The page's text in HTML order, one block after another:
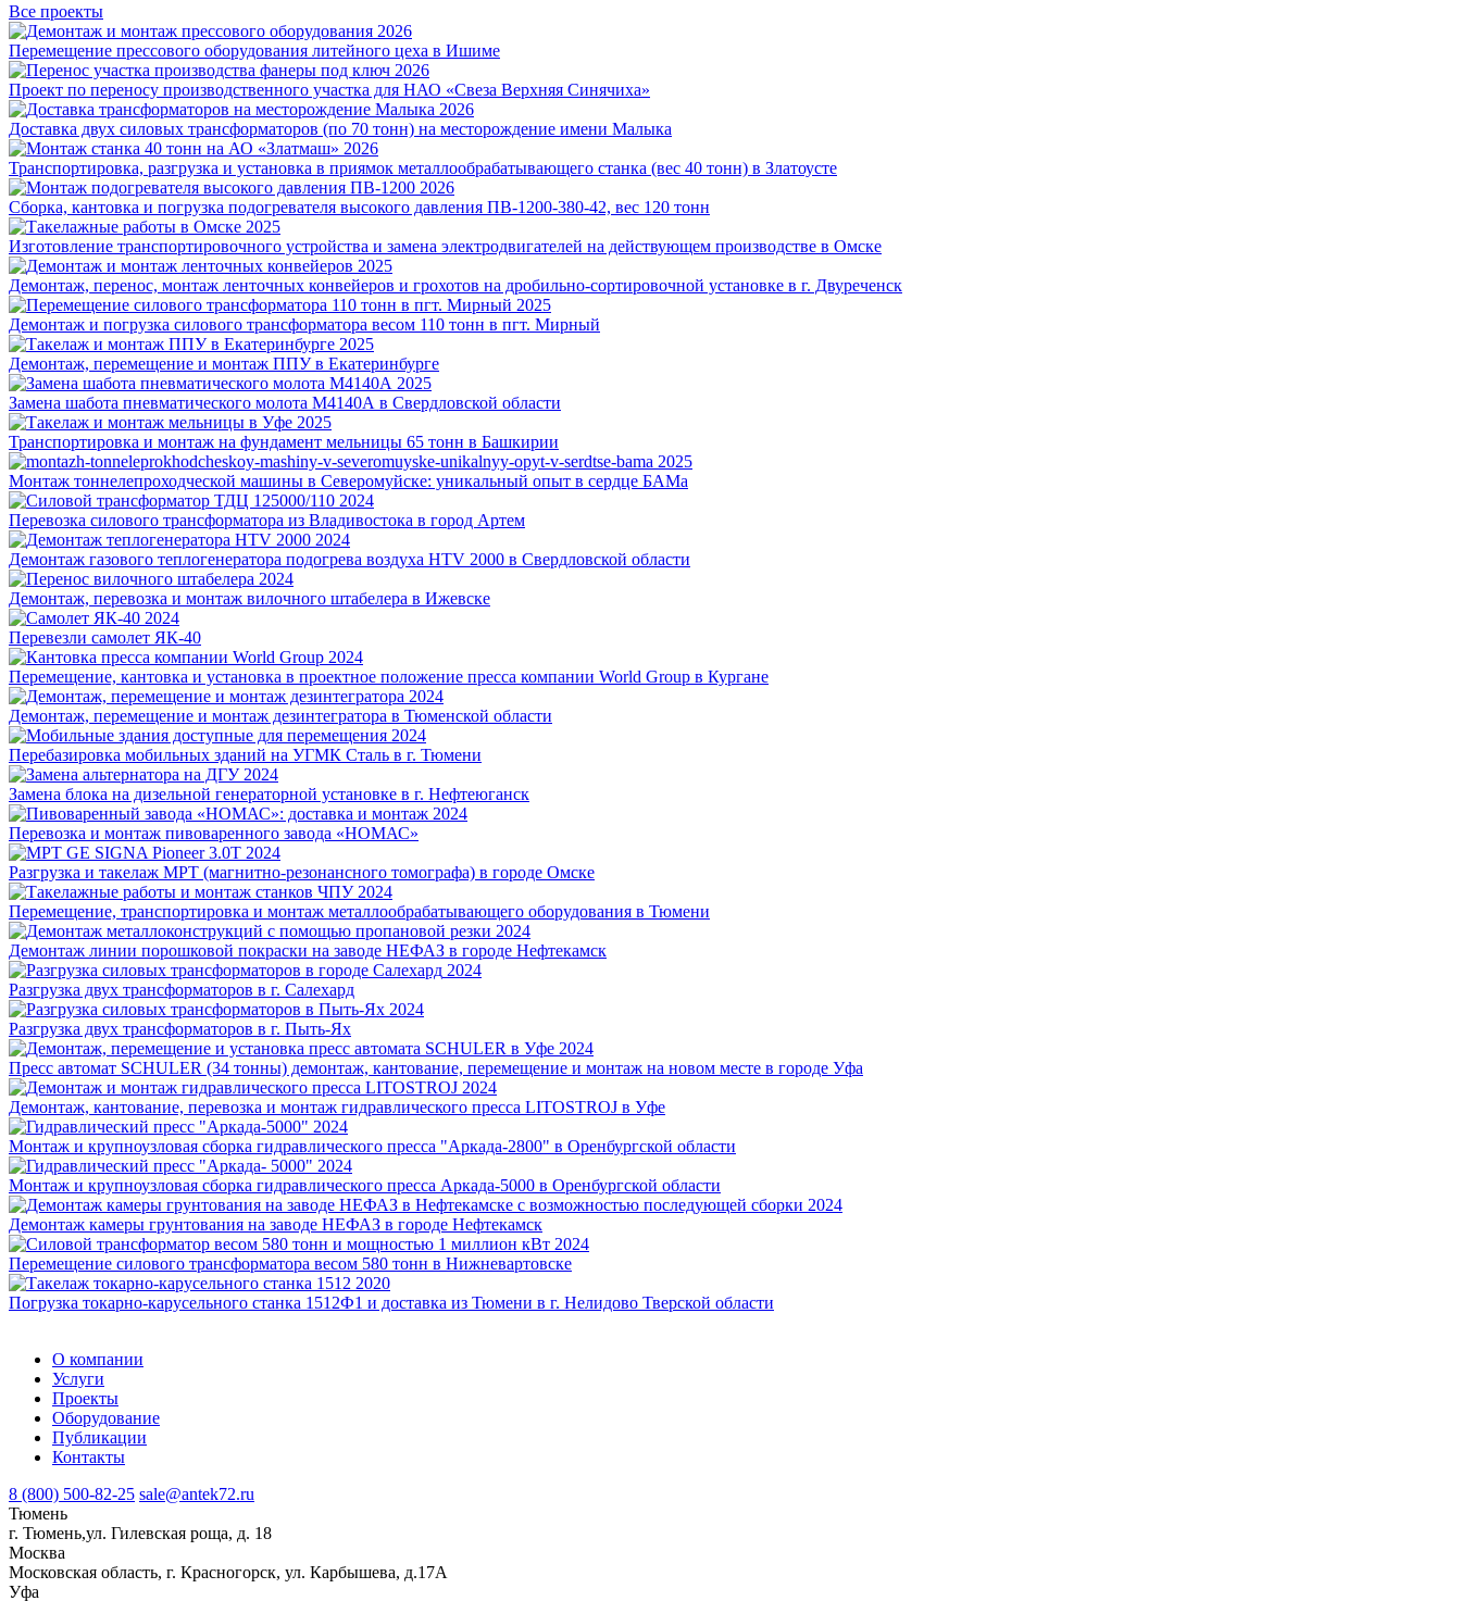
Все проекты
2026
Перемещение прессового оборудования литейного цеха в Ишиме
2026
Проект по переносу производственного участка для НАО «Свеза Верхняя Синячиха»
2026
Доставка двух силовых трансформаторов (по 70 тонн) на месторождение имени Малыка
2026
Транспортировка, разгрузка и установка в приямок металлообрабатывающего станка (вес 40 тонн) в Златоусте
2026
Сборка, кантовка и погрузка подогревателя высокого давления ПВ-1200-380-42, вес 120 тонн
2025
Изготовление транспортировочного устройства и замена электродвигателей на действующем производстве в Омске
2025
Демонтаж, перенос, монтаж ленточных конвейеров и грохотов на дробильно-сортировочной установке в г. Двуреченск
2025
Демонтаж и погрузка силового трансформатора весом 110 тонн в пгт. Мирный
2025
Демонтаж, перемещение и монтаж ППУ в Екатеринбурге
2025
Замена шабота пневматического молота М4140А в Свердловской области
2025
Транспортировка и монтаж на фундамент мельницы 65 тонн в Башкирии
2025
Монтаж тоннелепроходческой машины в Северомуйске: уникальный опыт в сердце БАМа
2024
Перевозка силового трансформатора из Владивостока в город Артем
2024
Демонтаж газового теплогенератора подогрева воздуха HTV 2000 в Свердловской области
2024
Демонтаж, перевозка и монтаж вилочного штабелера в Ижевске
2024
Перевезли самолет ЯК-40
2024
Перемещение, кантовка и установка в проектное положение пресса компании World Group в Кургане
2024
Демонтаж, перемещение и монтаж дезинтегратора в Тюменской области
2024
Перебазировка мобильных зданий на УГМК Сталь в г. Тюмени
2024
Замена блока на дизельной генераторной установке в г. Нефтеюганск
2024
Перевозка и монтаж пивоваренного завода «НОМАС»
2024
Разгрузка и такелаж МРТ (магнитно-резонансного томографа) в городе Омске
2024
Перемещение, транспортировка и монтаж металлообрабатывающего оборудования в Тюмени
2024
Демонтаж линии порошковой покраски на заводе НЕФАЗ в городе Нефтекамск
2024
Разгрузка двух трансформаторов в г. Салехард
2024
Разгрузка двух трансформаторов в г. Пыть-Ях
2024
Пресс автомат SCHULER (34 тонны) демонтаж, кантование, перемещение и монтаж на новом месте в городе Уфа
2024
Демонтаж, кантование, перевозка и монтаж гидравлического пресса LITOSTROJ в Уфе
2024
Монтаж и крупноузловая сборка гидравлического пресса "Аркада-2800" в Оренбургской области
2024
Монтаж и крупноузловая сборка гидравлического пресса Аркада-5000 в Оренбургской области
2024
Демонтаж камеры грунтования на заводе НЕФАЗ в городе Нефтекамск
2024
Перемещение силового трансформатора весом 580 тонн в Нижневартовске
2020
Погрузка токарно-карусельного станка 1512Ф1 и доставка из Тюмени в г. Нелидово Тверской области
О компании
Услуги
Проекты
Оборудование
Публикации
Контакты
8 (800) 500-82-25 sale@antek72.ru
Тюмень
г. Тюмень,ул. Гилевская роща, д. 18
Москва
Московская область, г. Красногорск, ул. Карбышева, д.17А
Уфа